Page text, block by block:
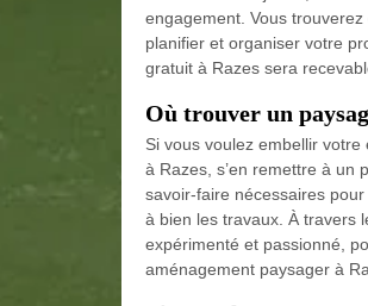
engagement. Vous
planifier et organiser votre
gratuit à Razes sera
Où trouver un
Si vous voulez embellir
à Razes, s’en remettre à un
savoir-faire nécessaires
à bien les travaux. À travers
expérimenté et passionné,
aménagement paysager à